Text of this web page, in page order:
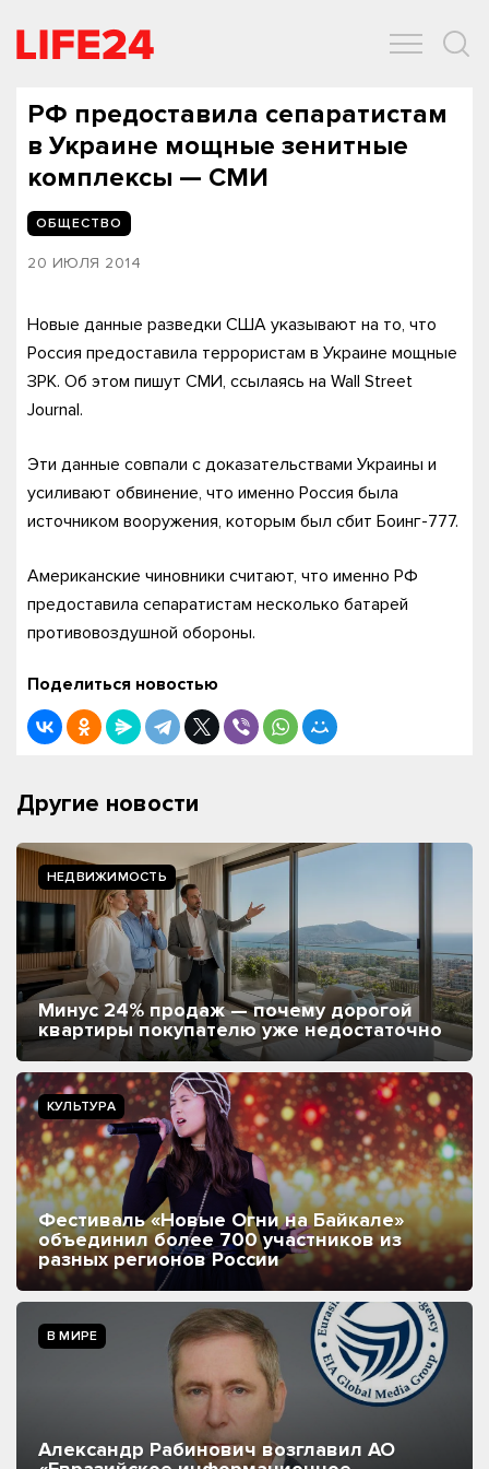
РФ предоставила сепаратистам
в Украине мощные зенитные
комплексы — СМИ
ОБЩЕСТВО
20 ИЮЛЯ 2014
Новые данные разведки США указывают на то, что
Россия предоставила террористам в Украине мощные
ЗРК. Об этом пишут СМИ, ссылаясь на Wall Street
Journal.
Эти данные совпали с доказательствами Украины и
усиливают обвинение, что именно Россия была
источником вооружения, которым был сбит Боинг-777.
Американские чиновники считают, что именно РФ
предоставила сепаратистам несколько батарей
противовоздушной обороны.
Поделиться новостью
Другие новости
НЕДВИЖИМОСТЬ
Минус 24% продаж — почему дорогой
квартиры покупателю уже недостаточно
КУЛЬТУРА
Фестиваль «Новые Огни на Байкале»
объединил более 700 участников из
разных регионов России
В МИРЕ
Александр Рабинович возглавил АО